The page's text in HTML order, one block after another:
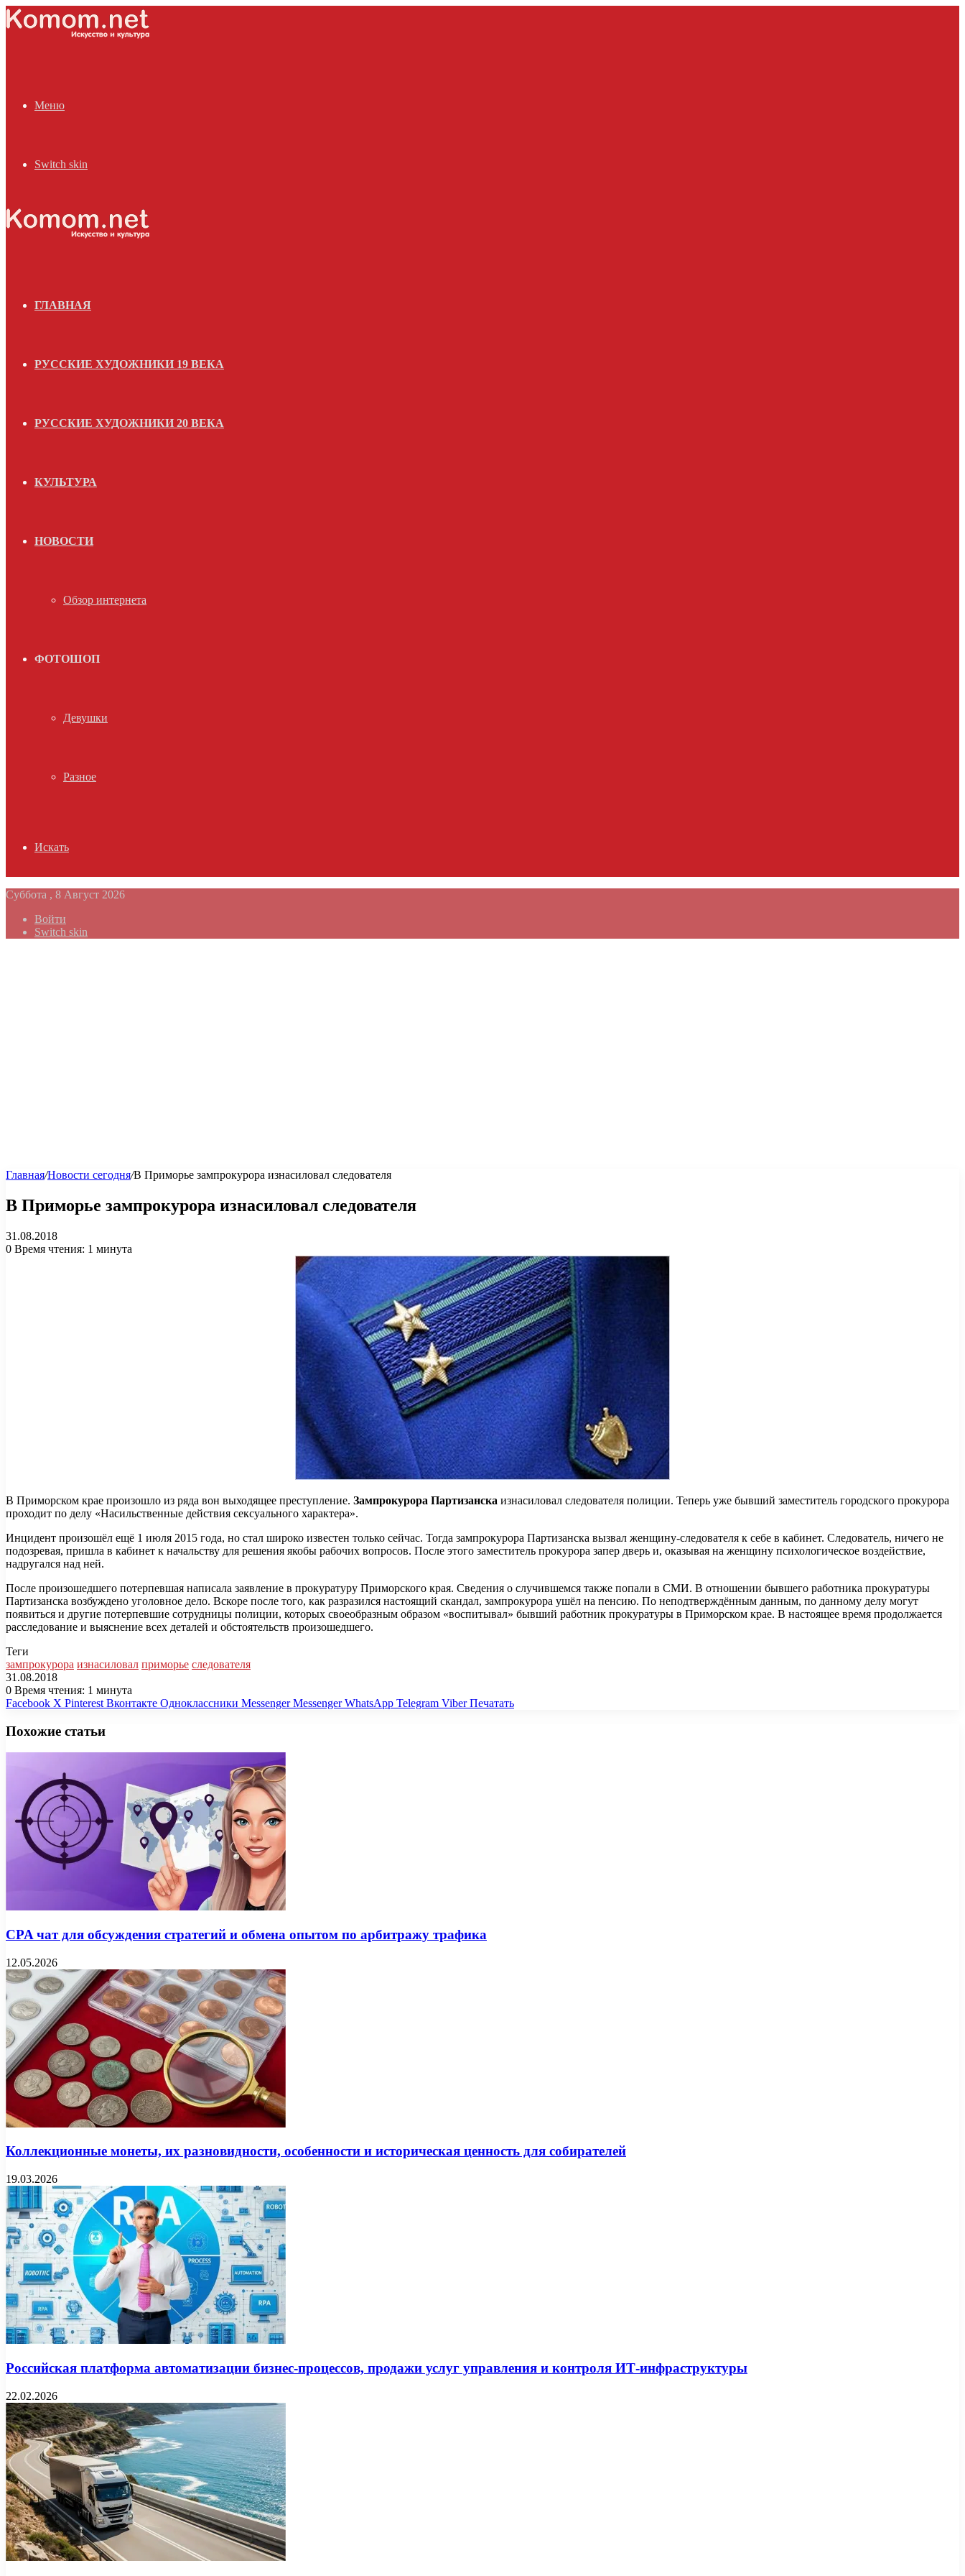
Меню
Switch skin
ГЛАВНАЯ
РУССКИЕ ХУДОЖНИКИ 19 ВЕКА
РУССКИЕ ХУДОЖНИКИ 20 ВЕКА
КУЛЬТУРА
НОВОСТИ
Обзор интернета
ФОТОШОП
Девушки
Разное
Искать
Суббота , 8 Август 2026
Войти
Switch skin
Главная/Новости сегодня/В Приморье зампрокурора изнасиловал следователя
В Приморье зампрокурора изнасиловал следователя
31.08.2018
0 Время чтения: 1 минута
В Приморском крае произошло из ряда вон выходящее преступление. Зампрокурора Партизанска изнасиловал следователя полиции. Теперь уже бывший заместитель городского прокурора
проходит по делу «Насильственные действия сексуального характера».
Инцидент произошёл ещё 1 июля 2015 года, но стал широко известен только сейчас. Тогда зампрокурора Партизанска вызвал женщину-следователя к себе в кабинет. Следователь, ничего не
подозревая, пришла в кабинет к начальству для решения якобы рабочих вопросов. После этого заместитель прокурора запер дверь и, оказывая на женщину психологическое воздействие,
надругался над ней.
После произошедшего потерпевшая написала заявление в прокуратуру Приморского края. Сведения о случившемся также попали в СМИ. В отношении бывшего работника прокуратуры
Партизанска возбуждено уголовное дело. Вскоре после того, как разразился настоящий скандал, зампрокурора ушёл на пенсию. По неподтверждённым данным, по данному делу могут
появиться и другие потерпевшие сотрудницы полиции, которых своеобразным образом «воспитывал» бывший работник прокуратуры в Приморском крае. В настоящее время продолжается
расследование и выяснение всех деталей и обстоятельств произошедшего.
Теги
зампрокурора изнасиловал приморье следователя
31.08.2018
0 Время чтения: 1 минута
Facebook X Pinterest Вконтакте Одноклассники Messenger Messenger WhatsApp Telegram Viber Печатать
Похожие статьи
CPA чат для обсуждения стратегий и обмена опытом по арбитражу трафика
12.05.2026
Коллекционные монеты, их разновидности, особенности и историческая ценность для собирателей
19.03.2026
Российская платформа автоматизации бизнес-процессов, продажи услуг управления и контроля ИТ-инфраструктуры
22.02.2026